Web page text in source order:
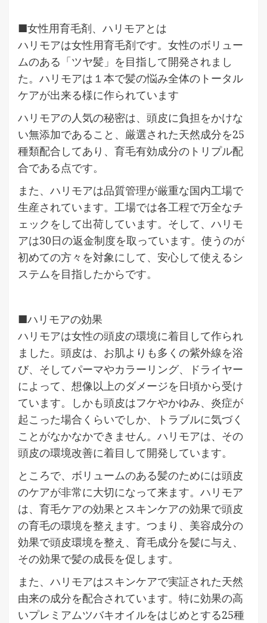
■女性用育毛剤、ハリモアとは
ハリモアは女性用育毛剤です。女性のボリュー
ムのある「ツヤ髪」を目指して開発されまし
た。ハリモアは１本で髪の悩み全体のトータル
ケアが出来る様に作られています
ハリモアの人気の秘密は、頭皮に負担をかけな
い無添加であること、厳選された天然成分を25
種類配合してあり、育毛有効成分のトリプル配
合である点です。
また、ハリモアは品質管理が厳重な国内工場で
生産されています。工場では各工程で万全なチ
ェックをして出荷しています。そして、ハリモ
アは30日の返金制度を取っています。使うのが
初めての方々を対象にして、安心して使えるシ
ステムを目指したからです。
■ハリモアの効果
ハリモアは女性の頭皮の環境に着目して作られ
ました。頭皮は、お肌よりも多くの紫外線を浴
び、そしてパーマやカラーリング、ドライヤー
によって、想像以上のダメージを日頃から受け
ています。しかも頭皮はフケやかゆみ、炎症が
起こった場合くらいでしか、トラブルに気づく
ことがなかなかできません。ハリモアは、その
頭皮の環境改善に着目して開発しています。
ところで、ボリュームのある髪のためには頭皮
のケアが非常に大切になって来ます。ハリモア
は、育毛ケアの効果とスキンケアの効果で頭皮
の育毛の環境を整えます。つまり、美容成分の
効果で頭皮環境を整え、育毛成分を髪に与え、
その効果で髪の成長を促します。
また、ハリモアはスキンケアで実証された天然
由来の成分を配合されています。特に効果の高
いプレミアムツバキオイルをはじめとする25種